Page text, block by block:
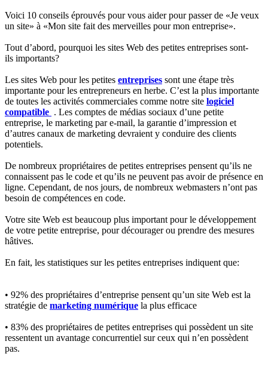
Voici 10 conseils éprouvés pour vous aider pour passer de «Je veux
un site» à «Mon site fait des merveilles pour mon entreprise».
Tout d’abord, pourquoi les sites Web des petites entreprises sont-
ils importants?
Les sites Web pour les petites entreprises sont une étape très
importante pour les entrepreneurs en herbe. C’est la plus importante
de toutes les activités commerciales comme notre site logiciel
compatible . Les comptes de médias sociaux d’une petite
entreprise, le marketing par e-mail, la garantie d’impression et
d’autres canaux de marketing devraient y conduire des clients
potentiels.
De nombreux propriétaires de petites entreprises pensent qu’ils ne
connaissent pas le code et qu’ils ne peuvent pas avoir de présence en
ligne. Cependant, de nos jours, de nombreux webmasters n’ont pas
besoin de compétences en code.
Votre site Web est beaucoup plus important pour le développement
de votre petite entreprise, pour décourager ou prendre des mesures
hâtives.
En fait, les statistiques sur les petites entreprises indiquent que:
• 92% des propriétaires d’entreprise pensent qu’un site Web est la
stratégie de marketing numérique la plus efficace
• 83% des propriétaires de petites entreprises qui possèdent un site
ressentent un avantage concurrentiel sur ceux qui n’en possèdent
pas.